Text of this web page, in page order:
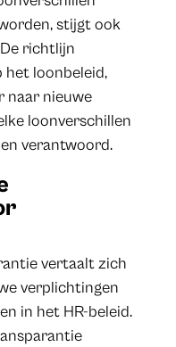
stijgt ook
richtlijn
loonbeleid,
naar nieuwe
loonverschillen
verantwoord.
vertaalt zich
verplichtingen
in het HR-beleid.